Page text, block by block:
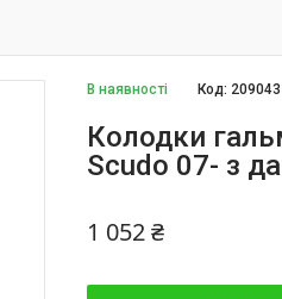
В наявності Код: 209043
Колодки
Scudo 07- з
1 052 ₴